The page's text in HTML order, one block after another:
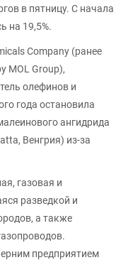
в пятницу. С начала
на 19,5%.
Company (ранее
MOL Group),
олефинов и
года остановила
ангидрида
Венгрия) из-за
газовая и
разведкой и
а также
предприятием